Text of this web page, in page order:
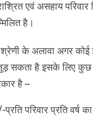
एवं असहाय
है।
श्रेणी के अलावा अगर
सकता है इसके लिए कुछ
है –
परिवार प्रति वर्ष